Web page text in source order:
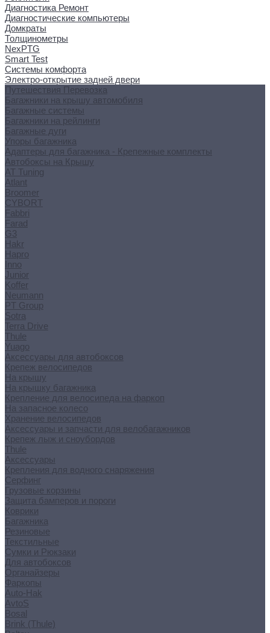
Диагностика Ремонт
Диагностические компьютеры
Домкраты
Толщинометры
NexPTG
Smart Test
Системы комфорта
Электро-открытие задней двери
Путешествия Перевозка
Багажники на крышу автомобиля
Багажные системы
Багажники на рейлинги
Багажные дуги
Упоры багажника
Адаптеры для багажника - Крепежные комплекты
Автобоксы на Крышу
AT Tuning
Atlant
Broomer
CYBORT
Fabbri
Farad
G3
Hakr
Hapro
Inno
Junior
Koffer
Neumann
PT Group
Sotra
Terra Drive
Thule
Yuago
Аксессуары для автобоксов
Крепеж велосипедов
На крышу
На крышку багажника
Крепление для велосипеда на фаркоп
На запасное колесо
Хранение велосипедов
Аксессуары и запчасти для велобагажников
Крепеж лыж и сноубордов
Thule
Аксессуары
Крепления для водного снаряжения
Серфинг
Грузовые корзины
Защита бамперов и пороги
Коврики
Багажника
Резиновые
Текстильные
Сумки и Рюкзаки
Для автобоксов
Органайзеры
Фаркопы
Auto-Hak
AvtoS
Bosal
Brink (Thule)